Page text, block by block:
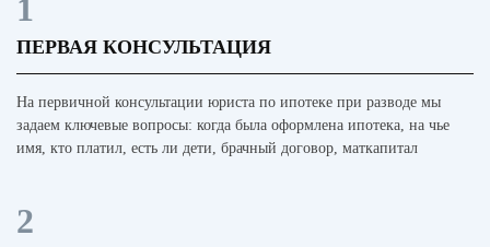
1
ПЕРВАЯ КОНСУЛЬТАЦИЯ
На первичной консультации юриста по ипотеке при разводе мы
задаем ключевые вопросы: когда была оформлена ипотека, на чье
имя, кто платил, есть ли дети, брачный договор, маткапитал
2